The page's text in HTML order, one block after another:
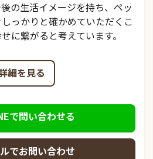
の生活イメージを持ち、ペッ
っかりと確かめていただくこ
に繋がると考えています。
細を見る
で問い合わせる
でお問い合わせ